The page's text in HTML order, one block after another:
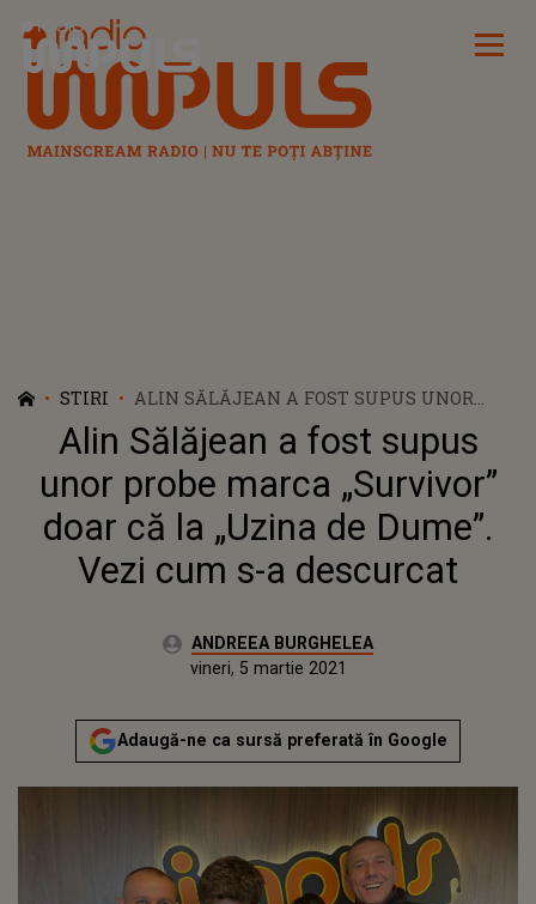
Radio Impuls
STIRI
ALIN SĂLĂJEAN A FOST SUPUS UNOR
PROBE MARCA „SURVIVOR” DOAR CĂ LA
„UZINA DE DUME”. VEZI CUM S-A
DESCURCAT
Alin Sălăjean a fost supus
unor probe marca „Survivor”
doar că la „Uzina de Dume”.
Vezi cum s-a descurcat
Autor:ANDREEA BURGHELEA
Actualizat:
vineri, 5 martie 2021
Adaugă-ne ca sursă preferată în Google